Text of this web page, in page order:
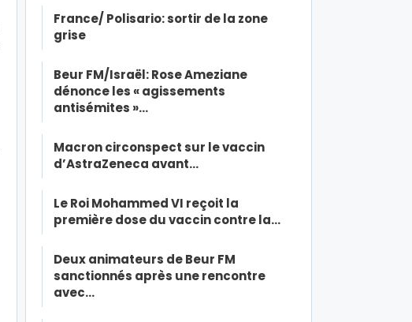
France/ Polisario: sortir de la zone
grise
Beur FM/Israël: Rose Ameziane
dénonce les « agissements
antisémites »…
Macron circonspect sur le vaccin
d’AstraZeneca avant…
Le Roi Mohammed VI reçoit la
première dose du vaccin contre la…
Deux animateurs de Beur FM
sanctionnés après une rencontre
avec…